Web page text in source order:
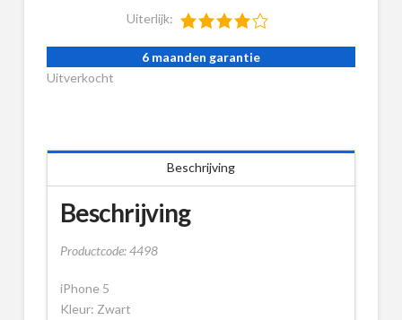
Uiterlijk:
6 maanden garantie
Uitverkocht
Beschrijving
Beschrijving
Productcode: 4498
iPhone 5
Kleur: Zwart